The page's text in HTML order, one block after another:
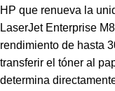
HP que renueva la
LaserJet Enterprise
rendimiento de hasta
transferir el tóner al
determina